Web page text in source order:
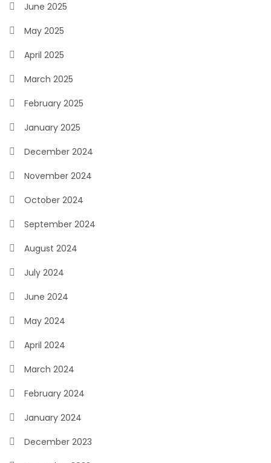
June 2025
May 2025
April 2025
March 2025
February 2025
January 2025
December 2024
November 2024
October 2024
September 2024
August 2024
July 2024
June 2024
May 2024
April 2024
March 2024
February 2024
January 2024
December 2023